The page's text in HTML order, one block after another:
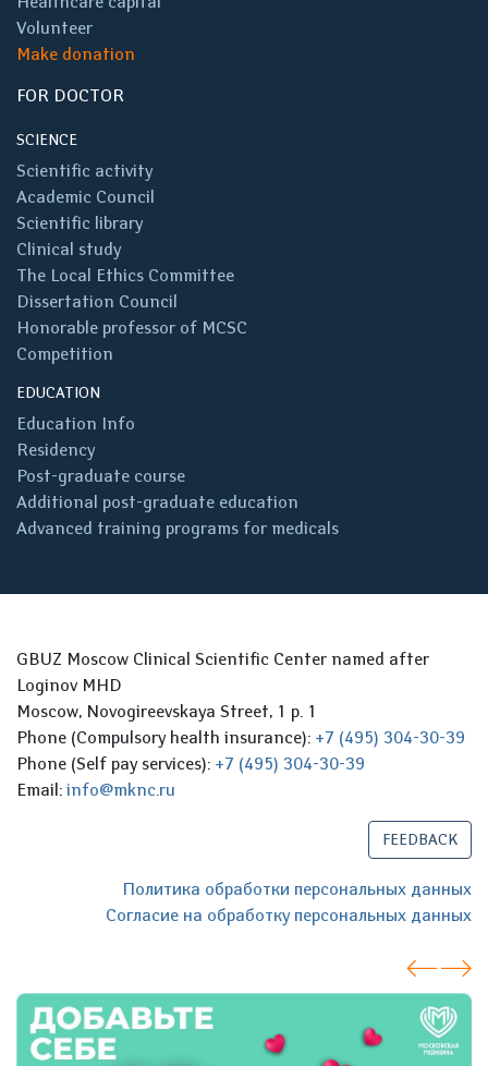
Volunteer
Make donation
FOR DOCTOR
SCIENCE
Scientific activity
Academic Council
Scientific library
Clinical study
The Local Ethics Committee
Dissertation Council
Honorable professor of MCSC
Competition
EDUCATION
Education Info
Residency
Post-graduate course
Additional post-graduate education
Advanced training programs for medicals
GBUZ Moscow Clinical Scientific Center named after
Loginov MHD
Moscow, Novogireevskaya Street, 1 p. 1
Phone (Compulsory health insurance): +7 (495) 304-30-39
Phone (Self pay services): +7 (495) 304-30-39
Email: info@mknc.ru
FEEDBACK
Политика обработки персональных данных
Согласие на обработку персональных данных